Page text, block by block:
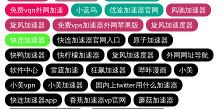
免费vqn外网加速
小蓝鸟 优途加速器官网
风驰加速器
旋风加速器
免费vps加速器外网苹果版
旋风加速度器
快连加速器
快连加速器官网入口
原子加速器
快鸭加速器
快柠檬加速器 旋风加速度器
外网网址导航
软件中心
雷霆加速 狂飙加速器 哔咔漫画
小美
小美vpn
小美加速器
国内上twitter用什么加速器
快连加速器app
香蕉加速器vp官网
蘑菇加速器